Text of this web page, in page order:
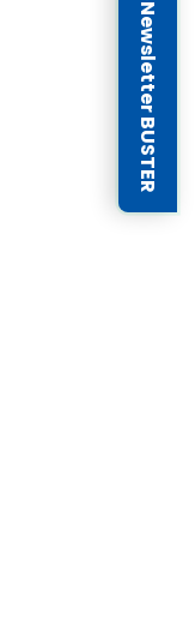
Newsletter BUSTER